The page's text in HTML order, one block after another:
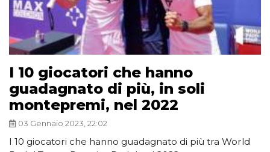
I 10 giocatori che hanno
guadagnato di più, in soli
montepremi, nel 2022
03 Gennaio 2023, 22:02
I 10 giocatori che hanno guadagnato di più tra World